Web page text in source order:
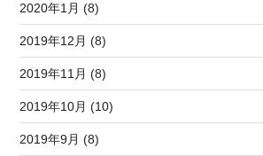
2020年1月 (8)
2019年12月 (8)
2019年11月 (8)
2019年10月 (10)
2019年9月 (8)